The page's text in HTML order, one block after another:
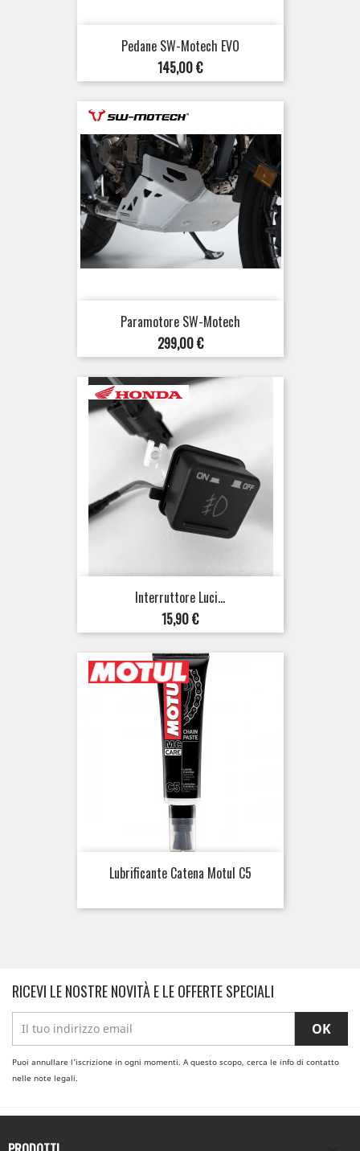
Pedane SW-Motech EVO
Prezzo
145,00 €
Paramotore SW-Motech
Prezzo
299,00 €
Interruttore Luci...
Prezzo
15,90 €
Lubrificante Catena Motul C5
RICEVI LE NOSTRE NOVITÀ E LE OFFERTE SPECIALI
Puoi annullare l'iscrizione in ogni momenti. A questo scopo, cerca le info di contatto
nelle note legali.